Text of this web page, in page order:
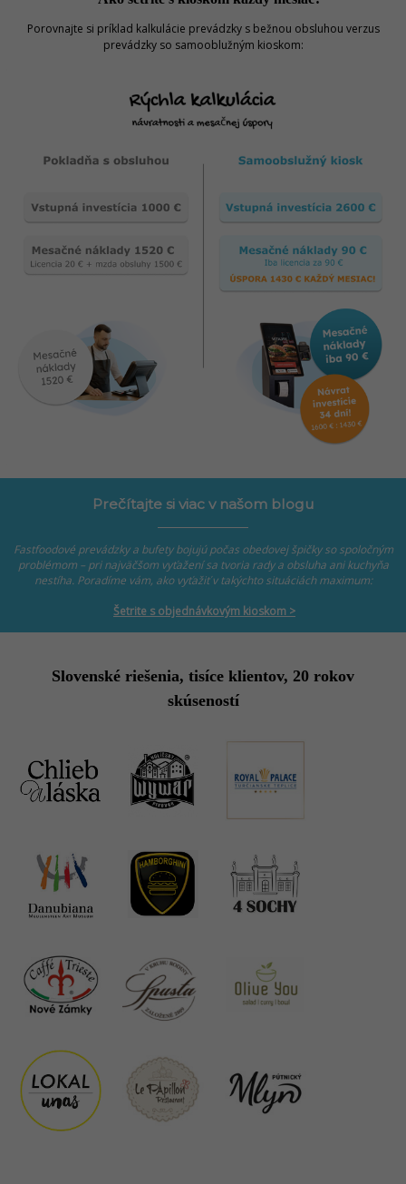
Porovnajte si príklad kalkulácie prevádzky s bežnou obsluhou verzus
prevádzky so samooblužným kioskom:
Prečítajte si viac v našom blogu
Fastfoodové prevádzky a bufety bojujú počas obedovej špičky so spoločným
problémom – pri najväčšom vyťažení sa tvoria rady a obsluha ani kuchyňa
nestíha. Poradíme vám, ako vyťažiť v takýchto situáciách maximum:
Šetrite s objednávkovým kioskom >
Slovenské riešenia, tisíce klientov, 20 rokov
skúseností